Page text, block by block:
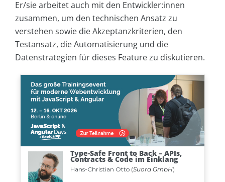
Er/sie arbeitet auch mit den Entwickler:innen
zusammen, um den technischen Ansatz zu
verstehen sowie die Akzeptanzkriterien, den
Testansatz, die Automatisierung und die
Datenstrategien für dieses Feature zu diskutieren.